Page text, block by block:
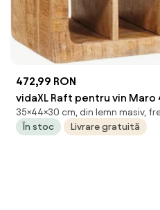
472,99 RON
vidaXL Raft pentru vin Maro
cm Lemn de mango solid
35×44×30 cm, din lemn masiv,
În stoc
Livrare gratuită